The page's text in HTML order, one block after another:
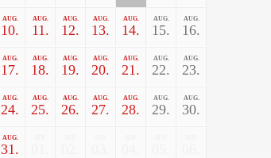
AUG.
10.
AUG.
11.
AUG.
12.
AUG.
13.
AUG.
14.
AUG.
15.
AUG.
16.
AUG.
17.
AUG.
18.
AUG.
19.
AUG.
20.
AUG.
21.
AUG.
22.
AUG.
23.
AUG.
24.
AUG.
25.
AUG.
26.
AUG.
27.
AUG.
28.
AUG.
29.
AUG.
30.
AUG.
31.